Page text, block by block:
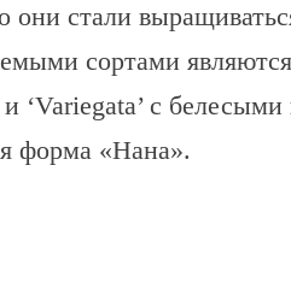
стали
сортами
‘Variegata’ с
форма «Нана».